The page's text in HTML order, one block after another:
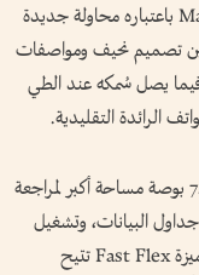
وفي هذا السياق، تطرح HONOR هاتف Magic V6 باعتباره محاولة جديدة
بين تصميم نحيف ومواصفات
ويبلغ وزن الجهاز 219 جراماً، فيما يصل سُمكه عند الطي
وعند فتح الجهاز، توفر الشاشة الداخلية قياس 7.95 بوصة مساحة أكبر لمراجعة
البيانات، وتشغيل
أكثر من تطبيق في الوقت نفسه. وتقول الشركة إن ميزة Fast Flex تتيح